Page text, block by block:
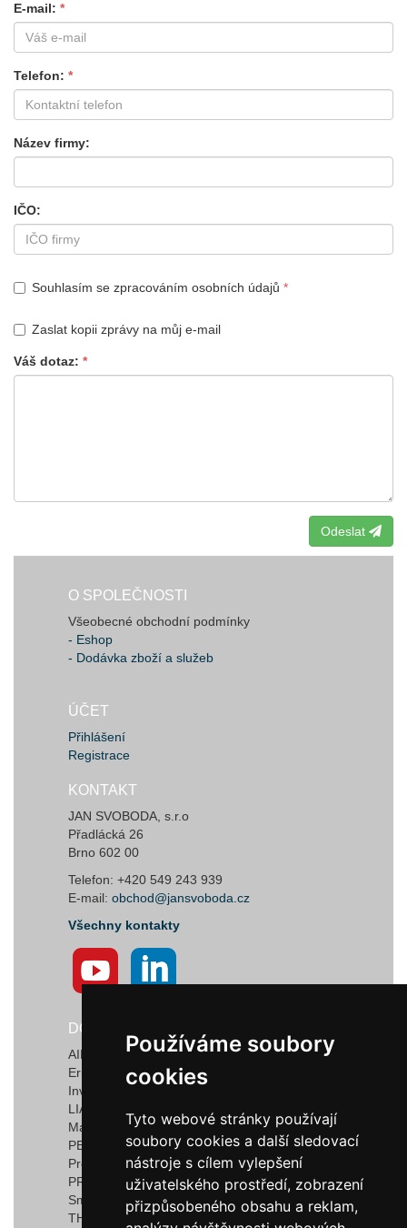
Používáme soubory
cookies
Tyto webové stránky používají
soubory cookies a další sledovací
nástroje s cílem vylepšení
uživatelského prostředí, zobrazení
přizpůsobeného obsahu a reklam,
Používáme soubory
cookies
Tyto webové stránky používají
soubory cookies a další sledovací
nástroje s cílem vylepšení
uživatelského prostředí, zobrazení
přizpůsobeného obsahu a reklam,
E-mail
Telefon
Název firmy
IČO
Souhlasím se zpracováním osobních údajů
Zaslat kopii zprávy na můj e-mail
Váš dotaz
Odeslat
O SPOLEČNOSTI
Všeobecné obchodní podmínky
- Eshop
- Dodávka zboží a služeb
ÚČET
Přihlášení
Registrace
KONTAKT
JAN SVOBODA, s.r.o
Přadlácká 26
Brno 602 00
Telefon: +420 549 243 939
E-mail: obchod@jansvoboda.cz
Všechny kontakty
DODAVATELÉ
AIRTECT Plastic Leak Alarm Systems
Ermanno Balzi S.r.l.
Invotec Solutions Limited
LIAD Weighing and Control Systems Ltd.
Marquardt GmbH & Co. KG
PEDROTTI NORMALIZZATI
Progressive Components
PROMEC FITTINGS S.R.L.
Smartflow
THERMOPLAY S.r.l